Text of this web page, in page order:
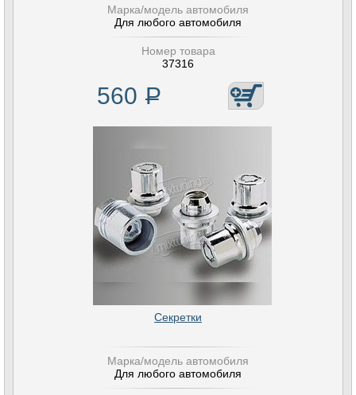
Марка/модель автомобиля
Для любого автомобиля
Номер товара
37316
560 Р
Секретки
Марка/модель автомобиля
Для любого автомобиля